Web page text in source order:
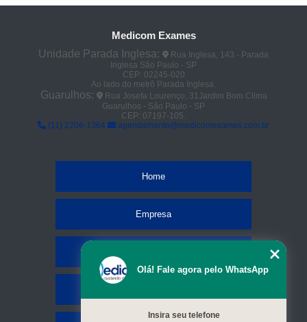
Medicom Exames
Unidade Parada Inglesa:
Rua Inglesa, 143 - Parada
Inglesa São Paulo - SP
CEP: 02245-020
Ao lado do metrô Parada Inglesa.
Guarulhos:
Rua Josefa Lourenço, 31Jardim Bom Clima
Guarulhos - São Paulo - SP
CEP: 07197-105.
(11) 2206-1364
agendamento@medicomexames.com.br
Home
Empresa
Olá! Fale agora pelo WhatsApp
Insira seu telefone